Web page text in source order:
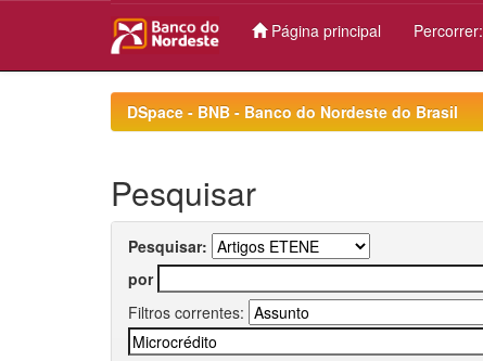
Página principal Percorrer:
DSpace - BNB - Banco do Nordeste do Brasil
Pesquisar
Pesquisar:
por
Filtros correntes: